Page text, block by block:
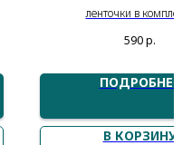
ленточки в
590 р.
ПОДРОБНЕЕ
В КОРЗИНУ